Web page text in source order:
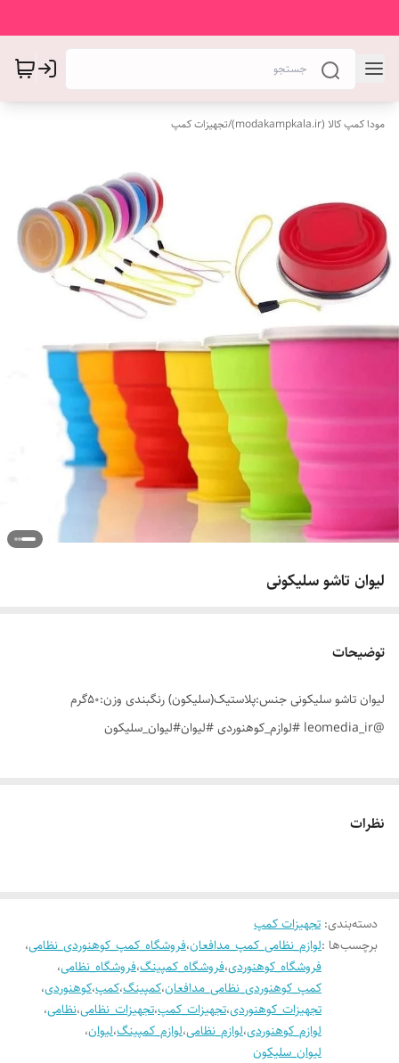
مودا کمپ کالا (modakampkala.ir) /تجهیزات کمپ
لیوان تاشو سلیکونی
توضیحات
لیوان تاشو سلیکونی جنس:پلاستیک(سلیکون) رنگبندی وزن:۵۰گرم
@leomedia_ir #لوازم_کوهنوردی #لیوان#لیوان_سلیکون
نظرات
دسته‌بندی: تجهیزات کمپ
برچسب‌ها :لوازم_نظامی_کمپ_مدافعان،فروشگاه_کمپ_کوهنوردی_نظامی،
فروشگاه_کوهنوردی،فروشگاه_کمپینگ،فروشگاه_نظامی،
کمپ_کوهنوردی_نظامی_مدافعان،کمپینگ،کمپ،کوهنوردی،
تجهیزات_کوهنوردی،تجهیزات_کمپ،تجهیزات_نظامی،نظامی،
لوازم_کوهنوردی،لوازم_نظامی،لوازم_کمپینگ،لیوان،
لیوان_سلیکون